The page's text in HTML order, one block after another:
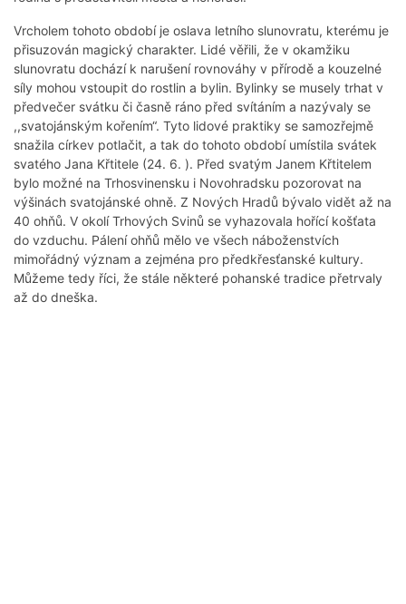
Vrcholem tohoto období je oslava letního slunovratu, kterému je
přisuzován magický charakter. Lidé věřili, že v okamžiku
slunovratu dochází k narušení rovnováhy v přírodě a kouzelné
síly mohou vstoupit do rostlin a bylin. Bylinky se musely trhat v
předvečer svátku či časně ráno před svítáním a nazývaly se
,,svatojánským kořením“. Tyto lidové praktiky se samozřejmě
snažila církev potlačit, a tak do tohoto období umístila svátek
svatého Jana Křtitele (24. 6. ). Před svatým Janem Křtitelem
bylo možné na Trhosvinensku i Novohradsku pozorovat na
výšinách svatojánské ohně. Z Nových Hradů bývalo vidět až na
40 ohňů. V okolí Trhových Svinů se vyhazovala hořící košťata
do vzduchu. Pálení ohňů mělo ve všech náboženstvích
mimořádný význam a zejména pro předkřesťanské kultury.
Můžeme tedy říci, že stále některé pohanské tradice přetrvaly
až do dneška.